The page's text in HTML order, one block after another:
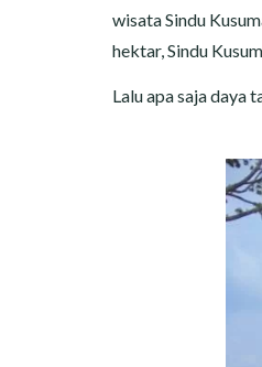
wisata Sindu
hektar, Sindu
Lalu apa saja daya